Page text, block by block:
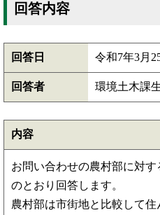
回答内容
回答日 令和7年3月
回答者 環境土木課
内容
お問い合わせの農村部に対
のとおり回答します。
農村部は市街地と比較して住